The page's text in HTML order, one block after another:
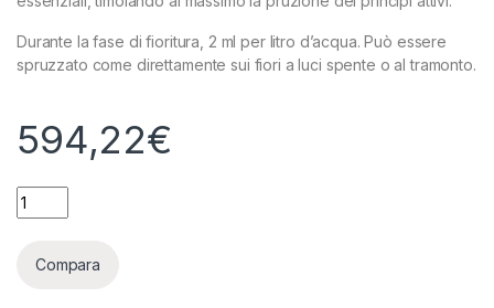
Durante la fase di fioritura, 2 ml per litro d’acqua. Può essere
spruzzato come direttamente sui fiori a luci spente o al tramonto.
594,22€
ADVANCED NUTRIENTS - BUD FACTOR X - 10L quantity
Compara